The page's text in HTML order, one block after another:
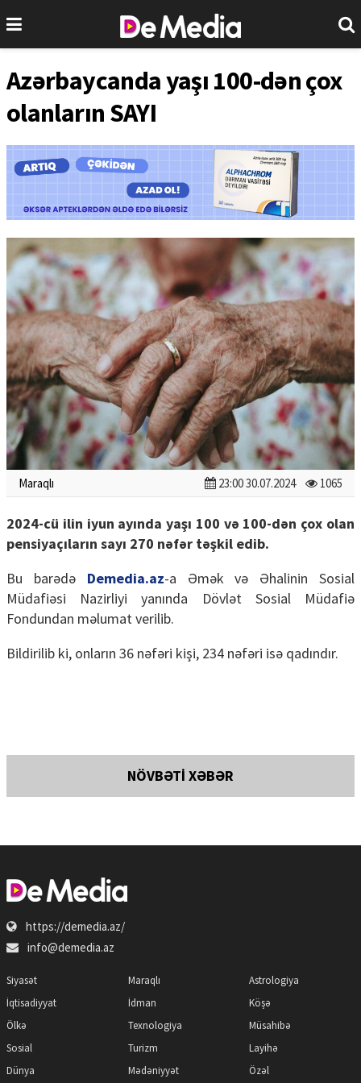
Azərbaycanda yaşı 100-dən çox
olanların SAYI
Maraqlı 23:00 30.07.2024 1065
2024-cü ilin iyun ayında yaşı 100 və 100-dən çox olan
pensiyaçıların sayı 270 nəfər təşkil edib.
Bu barədə Demedia.az-a Əmək və Əhalinin Sosial
Müdafiəsi Nazirliyi yanında Dövlət Sosial Müdafiə
Fondundan məlumat verilib.
Bildirilib ki, onların 36 nəfəri kişi, 234 nəfəri isə qadındır.
NÖVBƏTİ XƏBƏR
https://demedia.az/
info@demedia.az
Siyasət
İqtisadiyyat
Ölkə
Sosial
Dünya
Maraqlı
İdman
Texnologiya
Turizm
Mədəniyyət
Astrologiya
Köşə
Müsahibə
Layihə
Özəl